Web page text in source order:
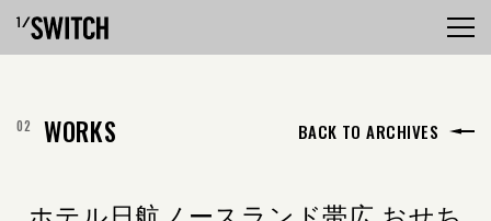
WORKS BACK TO ARCHIVES